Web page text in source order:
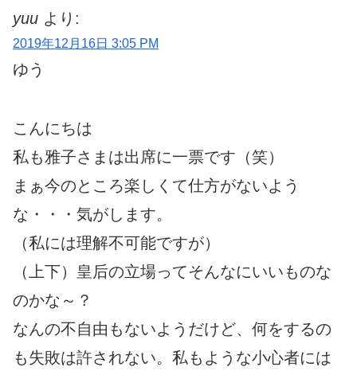
yuu より:
2019年12月16日 3:05 PM
ゆう
こんにちは
私も雅子さまは出席に一票です（笑）
まぁ今のところ楽しくて仕方がないよう
な・・・気がします。
（私には理解不可能ですが）
（上下）皇后の立場ってそんなにいいものな
のかな～？
なんの不自由もないようだけど、何をするの
も失敗は許されない。私もような小心者には